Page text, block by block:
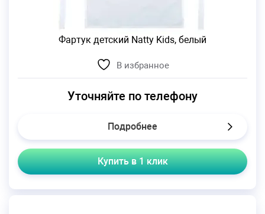
Фартук детский Natty Kids, белый
В избранное
Уточняйте по телефону
Подробнее
Купить в 1 клик